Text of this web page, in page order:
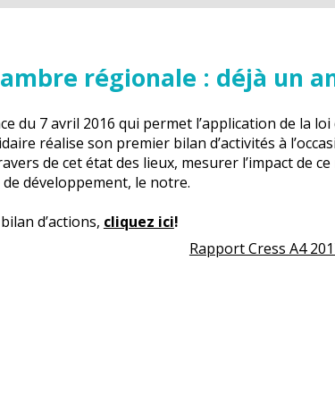
régionale : déjà un
du 7 avril 2016 qui permet l’application de la loi
réalise son premier bilan d’activités à
de cet état des lieux, mesurer l’impact de
développement, le notre.
d’actions, cliquez ici!
Rapport Cress A4